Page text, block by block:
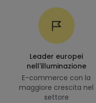
Leader europei
nell'illuminazione
E-commerce con la
maggiore crescita nel
settore